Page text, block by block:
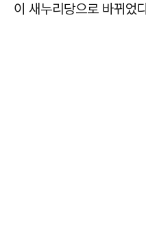
이 새누리당으로 바뀌었